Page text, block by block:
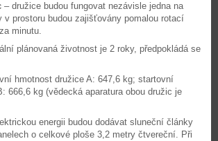
– družice budou fungovat nezávisle jedna na
v prostoru budou zajišťovány pomalou rotací
minutu.
plánovaná životnost je 2 roky, předpokládá se
hmotnost družice A: 647,6 kg; startovní
666,6 kg (vědecká aparatura obou družic je
energii budou dodávat sluneční články
o celkové ploše 3,2 metry čtvereční. Při